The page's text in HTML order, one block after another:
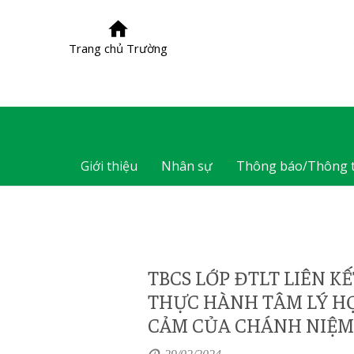
Trang chủ Trường
Giới thiệu Nhân sự Thông báo/Thông
TBCS LỚP ĐTLT LIÊN
THỰC HÀNH TÂM LÝ
CẢM CỦA CHÁNH